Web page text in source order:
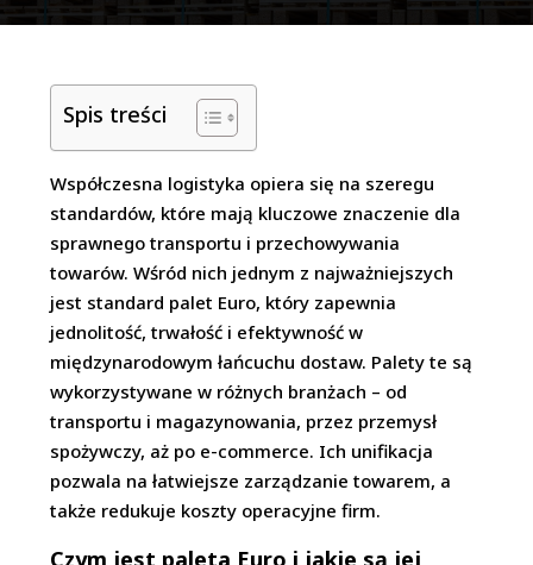
Spis treści
Współczesna logistyka opiera się na szeregu
standardów, które mają kluczowe znaczenie dla
sprawnego transportu i przechowywania
towarów. Wśród nich jednym z najważniejszych
jest standard palet Euro, który zapewnia
jednolitość, trwałość i efektywność w
międzynarodowym łańcuchu dostaw. Palety te są
wykorzystywane w różnych branżach – od
transportu i magazynowania, przez przemysł
spożywczy, aż po e-commerce. Ich unifikacja
pozwala na łatwiejsze zarządzanie towarem, a
także redukuje koszty operacyjne firm.
Czym jest paleta Euro i jakie są jej